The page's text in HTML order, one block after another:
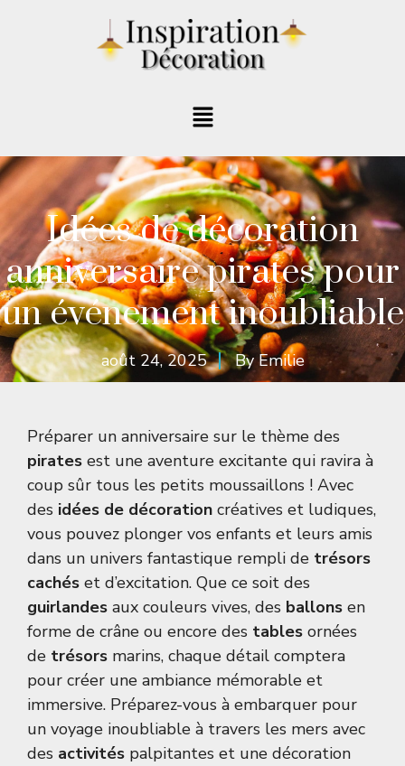
Idées de décoration
anniversaire pirates pour
un événement inoubliable
août 24, 2025 ByEmilie
Préparer un anniversaire sur le thème des
pirates est une aventure excitante qui ravira à
coup sûr tous les petits moussaillons ! Avec
des idées de décoration créatives et ludiques,
vous pouvez plonger vos enfants et leurs amis
dans un univers fantastique rempli de trésors
cachés et d’excitation. Que ce soit des
guirlandes aux couleurs vives, des ballons en
forme de crâne ou encore des tables ornées
de trésors marins, chaque détail comptera
pour créer une ambiance mémorable et
immersive. Préparez-vous à embarquer pour
un voyage inoubliable à travers les mers avec
des activités palpitantes et une décoration